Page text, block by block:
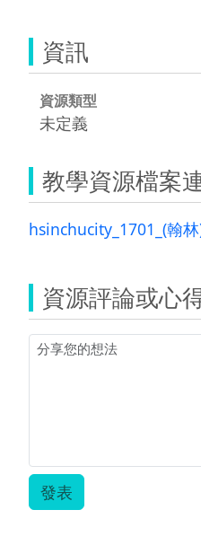
資訊
資源類型
未定義
教學資源檔案
hsinchucity_1701_(翰
資源評論或心
發表